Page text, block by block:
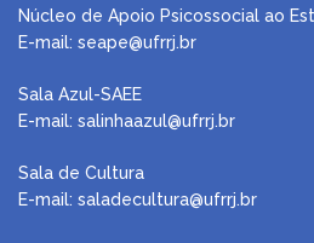
Núcleo de Apoio Psicossocial ao
E-mail: seape@ufrrj.br
Sala Azul-SAEE
E-mail: salinhaazul@ufrrj.br
Sala de Cultura
E-mail: saladecultura@ufrrj.br